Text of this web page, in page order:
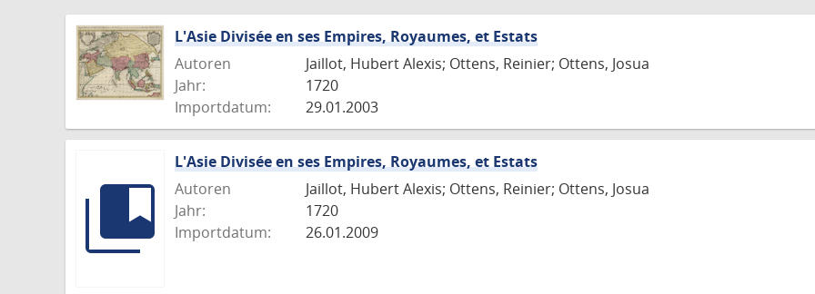
L'Asie Divisée en ses Empires, Royaumes, et Estats
Autoren
Jaillot, Hubert Alexis; Ottens, Reinier; Ottens, Josua
Jahr:
1720
Importdatum:
29.01.2003
L'Asie Divisée en ses Empires, Royaumes, et Estats
Autoren
Jaillot, Hubert Alexis; Ottens, Reinier; Ottens, Josua
Jahr:
1720
Importdatum:
26.01.2009